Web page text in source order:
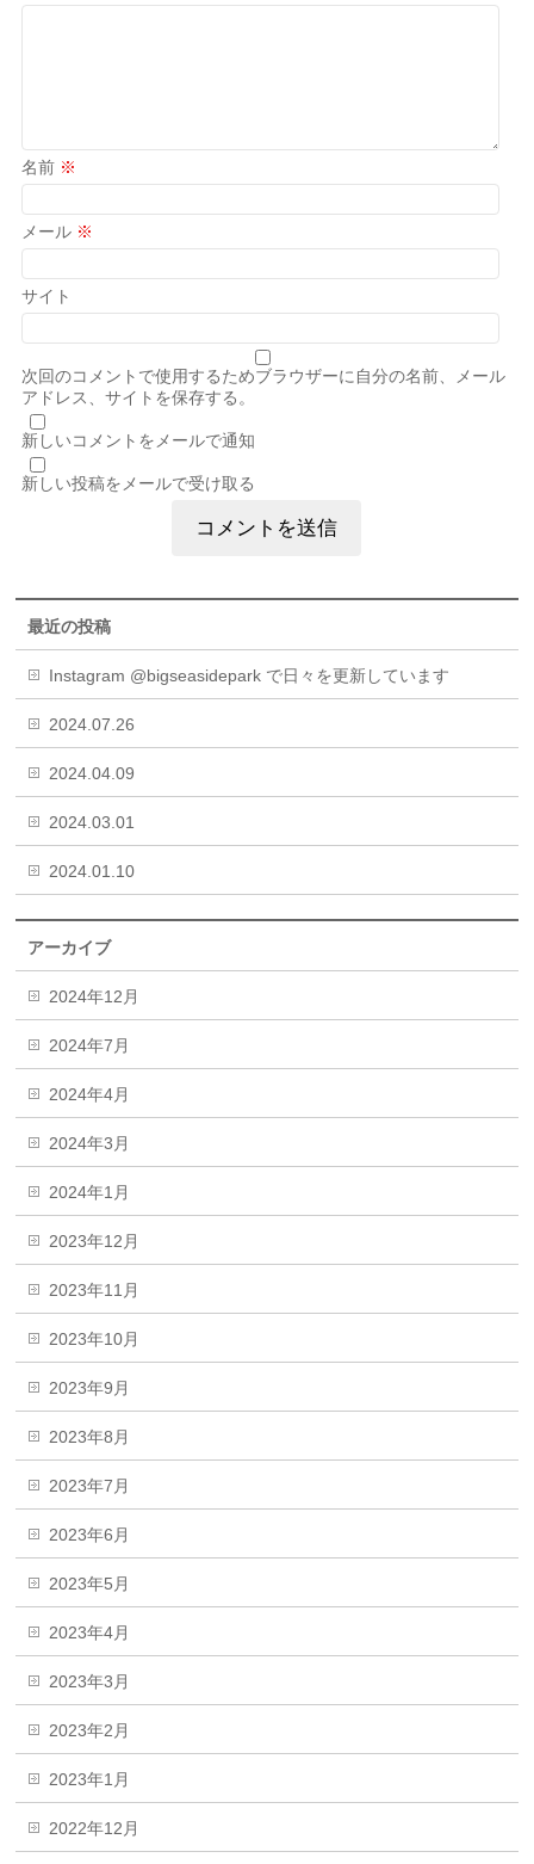
名前 ※
メール ※
サイト
次回のコメントで使用するためブラウザーに自分の名前、メール
アドレス、サイトを保存する。
新しいコメントをメールで通知
新しい投稿をメールで受け取る
最近の投稿
Instagram @bigseasidepark で日々を更新しています
2024.07.26
2024.04.09
2024.03.01
2024.01.10
アーカイブ
2024年12月
2024年7月
2024年4月
2024年3月
2024年1月
2023年12月
2023年11月
2023年10月
2023年9月
2023年8月
2023年7月
2023年6月
2023年5月
2023年4月
2023年3月
2023年2月
2023年1月
2022年12月